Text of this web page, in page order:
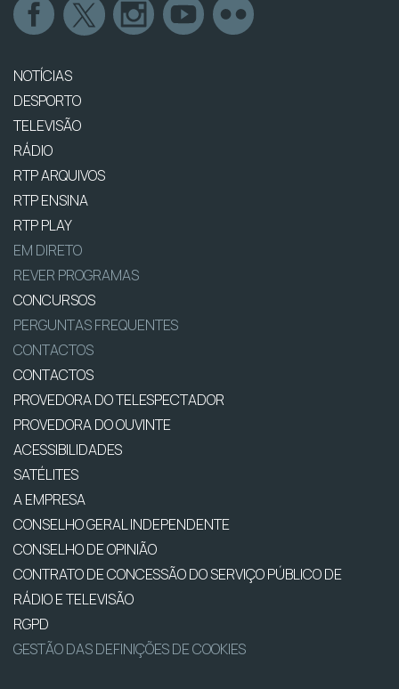
NOTÍCIAS
DESPORTO
TELEVISÃO
RÁDIO
RTP ARQUIVOS
RTP ENSINA
RTP PLAY
EM DIRETO
REVER PROGRAMAS
CONCURSOS
PERGUNTAS FREQUENTES
CONTACTOS
CONTACTOS
PROVEDORA DO TELESPECTADOR
PROVEDORA DO OUVINTE
ACESSIBILIDADES
SATÉLITES
A EMPRESA
CONSELHO GERAL INDEPENDENTE
CONSELHO DE OPINIÃO
CONTRATO DE CONCESSÃO DO SERVIÇO PÚBLICO DE
RÁDIO E TELEVISÃO
RGPD
GESTÃO DAS DEFINIÇÕES DE COOKIES